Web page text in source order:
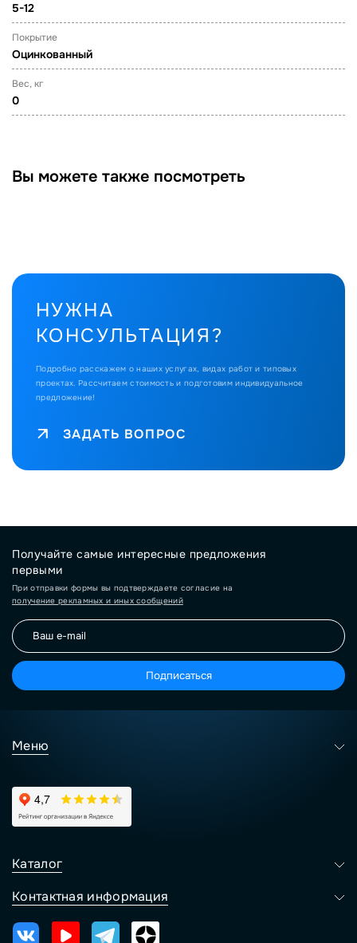
5-12
Покрытие
Оцинкованный
Вес, кг
0
Вы можете также посмотреть
НУЖНА
КОНСУЛЬТАЦИЯ?
Подробно расскажем о наших услугах, видах работ и типовых
проектах. Рассчитаем стоимость и подготовим индивидуальное
предложение!
ЗАДАТЬ ВОПРОС
Получайте самые интересные предложения
первыми
При отправки формы вы подтверждаете согласие на
получение рекламных и иных сообщений
Подписаться
Меню
Каталог
Контактная информация